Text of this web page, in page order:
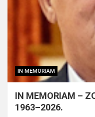
IN MEMORIAM
IN MEMORIAM –
1963–2026.